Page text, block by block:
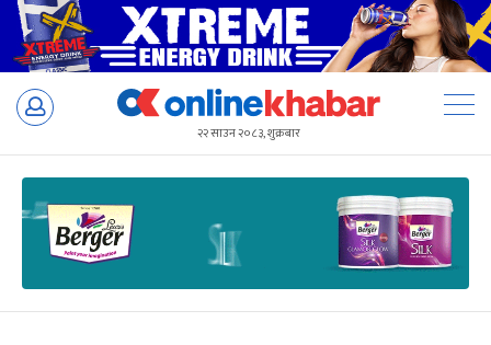
Skip
२२ साउन २०८३, शुक्रबार